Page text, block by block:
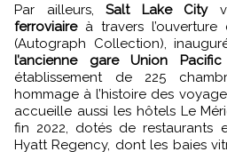
Par ailleurs,Salt Lake City
ferroviaireà travers l’ouverture
(Autograph Collection),
l’ancienne gare Union Pacific
établissement de 225
hommage à l’histoire des
accueille aussi les hôtels Le
fin 2022, dotés de restaurants
Hyatt Regency, dont les baies